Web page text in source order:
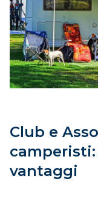
DOVE SIAMO
CONTATTI
Club e
camperisti:
vantaggi